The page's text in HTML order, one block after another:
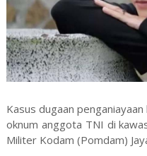
Kasus dugaan
oknum anggota TNI di
Militer Kodam (Pomdam)